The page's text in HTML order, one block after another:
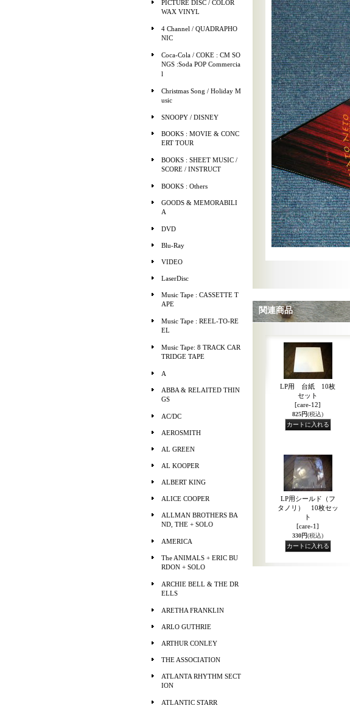
PICTURE DISC / COLOR
WAX VINYL
4 Channel / QUADRAPHO
NIC
Coca-Cola / COKE : CM SO
NGS :Soda POP Commercia
l
Christmas Song / Holiday M
usic
SNOOPY / DISNEY
BOOKS : MOVIE & CONC
ERT TOUR
BOOKS : SHEET MUSIC /
SCORE / INSTRUCT
BOOKS : Others
GOODS & MEMORABILI
A
DVD
Blu-Ray
VIDEO
LaserDisc
Music Tape : CASSETTE T
APE
Music Tape : REEL-TO-RE
EL
Music Tape: 8 TRACK CAR
TRIDGE TAPE
A
ABBA & RELAITED THIN
GS
AC/DC
AEROSMITH
AL GREEN
AL KOOPER
ALBERT KING
ALICE COOPER
ALLMAN BROTHERS BA
ND, THE + SOLO
AMERICA
The ANIMALS + ERIC BU
RDON + SOLO
ARCHIE BELL & THE DR
ELLS
ARETHA FRANKLIN
ARLO GUTHRIE
ARTHUR CONLEY
THE ASSOCIATION
ATLANTA RHYTHM SECT
ION
ATLANTIC STARR
関連商品
LP用 台紙 10枚
セット
[care-12]
825円(税込)
LP用シールド（フ
タノリ） 10枚セッ
ト
[care-1]
330円(税込)